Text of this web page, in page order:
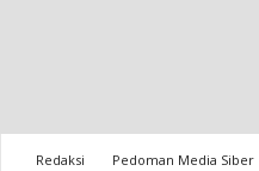
Redaksi Pedoman Media Siber